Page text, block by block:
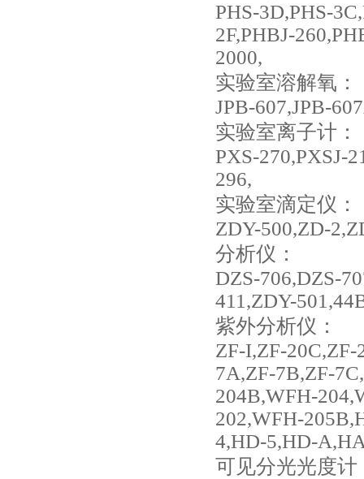
PHS-3D,PHS-
2F,PHBJ-
2000,
实验室溶解氧：
JPB-607,JPB-
实验室离子计：
PXS-270,PXSJ-
296,
实验室滴定仪：
ZDY-500,ZD-
分析仪：
DZS-706,DZS-
411,ZDY-
紫外分析仪：
ZF-I,ZF-
7A,ZF-7B,ZF-
204B,WFH-
202,WFH-
4,HD-5,HD-
可见分光光度计